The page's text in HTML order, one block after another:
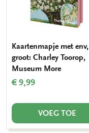
Kaartenmapje met env,
groot: Charley Toorop,
Museum More
€ 9,99
VOEG TOE